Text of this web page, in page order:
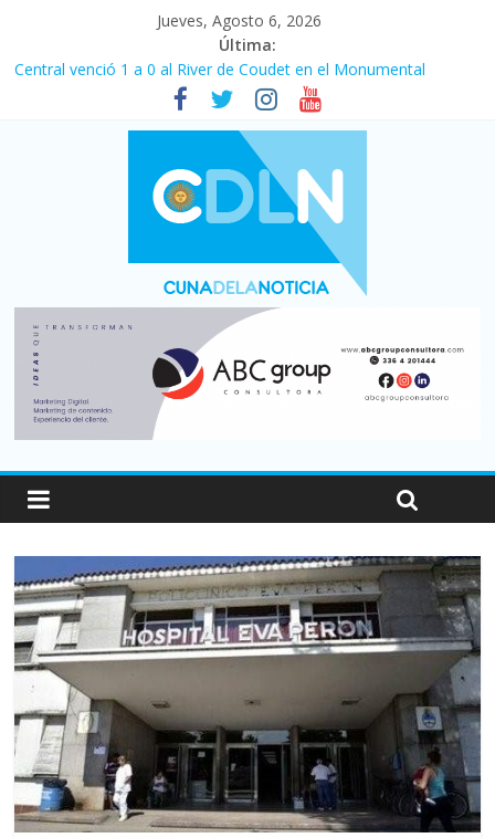
Jueves, Agosto 6, 2026
Última:
Central venció 1 a 0 al River de Coudet en el Monumental
La morosidad alcanzó su nivel más alto en dos décadas y ya
afecta a 400 mil deudores en Santa Fe
Desde que asumió Milei cerraron 41.000 kioscos: el sector
denuncia crisis como en 2001
Vacaciones de invierno con más movimiento y consumo
turístico: 4,6 millones de personas viajaron por el país, un 5,9%
Fuerte caída de la venta de autos usados en julio: bajó un 12,6%